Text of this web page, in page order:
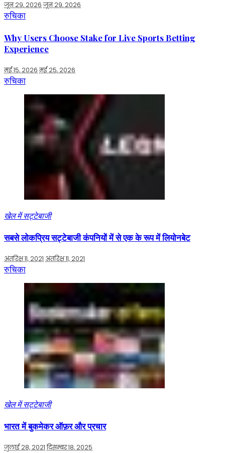
जून 29, 2026 जून 29, 2026
रुचिका
Why Users Choose Stake for Live Sports Betting
Experience
मई 15, 2026 मई 25, 2026
रुचिका
खेल में सट्टेबाजी
सबसे लोकप्रिय सट्टेबाजी कंपनियों में से एक के रूप में लियोनबेट
अंतरिक्ष 11, 2021 अंतरिक्ष 11, 2021
रुचिका
खेल में सट्टेबाजी
भारत में बुकमेकर ऑफ़र और प्रचार
जुलाई 28, 2021 दिसम्बर 18, 2025